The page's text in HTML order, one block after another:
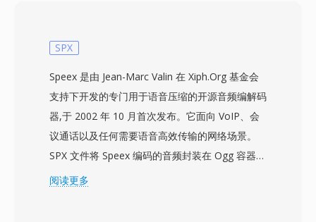
件，即可自适应立体声、环绕声或沉浸式播放。该
同一数学框架上增加声道以提升空间精度。随着虚
拟现实、360度视频和游戏空间音频的兴起，
Ambisonics经历了复兴，YouTube等平台已将其
用于沉浸式媒体的分发。
SPX
Speex 是由 Jean-Marc Valin 在 Xiph.Org 基金会
支持下开发的专门用于语音压缩的开源音频编解码
器,于 2002 年 10 月首次发布。它面向 VoIP、会
议通话以及任何需要语音高效传输的网络场景。
SPX 文件将 Speex 编码的音频封装在 Ogg 容器
中,将编解码器的语音优化特性与 Ogg 的流媒体能
阅读更多